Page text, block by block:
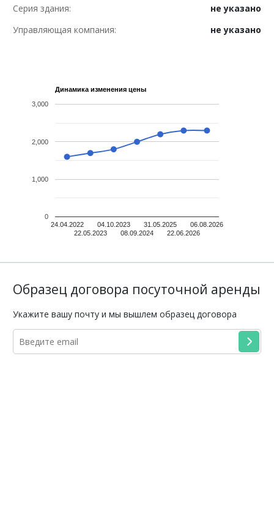
Серия здания:
не указано
Управляющая компания:
не указано
Динамика изменения цены
24.04.2022
22.05.2023
04.10.2023
08.09.2024
31.05.2025
22.06.2026
06.08.2026
0
1,000
2,000
3,000
Образец договора посуточной аренды
Укажите вашу почту и мы вышлем образец договора